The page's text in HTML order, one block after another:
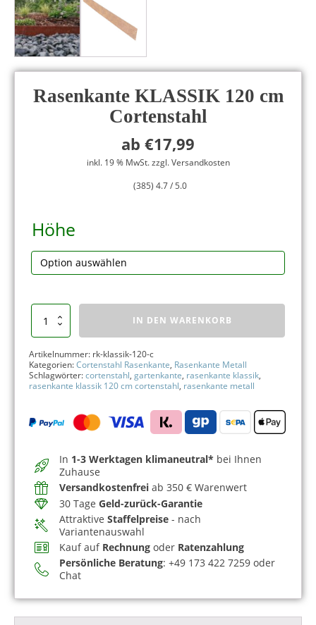
Rasenkante KLASSIK 120 cm
Cortenstahl
ab €17,99
inkl. 19 % MwSt. zzgl. Versandkosten
(385) 4.7 / 5.0
Höhe
Rasenkante
KLASSIK
120
Cortenstahl
Menge
IN DEN WARENKORB
Alternative:
Artikelnummer: rk-klassik-120-c
Kategorien:Cortenstahl Rasenkante, Rasenkante Metall
Schlagwörter:cortenstahl, gartenkante, rasenkante klassik,
rasenkante klassik 120 cm cortenstahl, rasenkante metall
In 1-3 Werktagen klimaneutral* bei Ihnen
Zuhause
Versandkostenfrei ab 350 € Warenwert
30 Tage Geld-zurück-Garantie
Attraktive Staffelpreise - nach
Variantenauswahl
Kauf auf Rechnung oder Ratenzahlung
Persönliche Beratung: +49 173 422 7259 oder
Chat